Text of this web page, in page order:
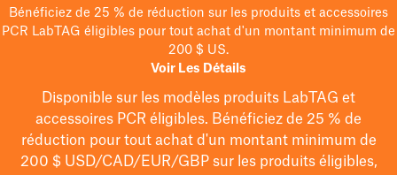
Bénéficiez de 25 % de réduction sur les produits et accessoires
PCR LabTAG éligibles pour tout achat d'un montant minimum de
200 $ US.
Voir Les Détails
Disponible sur les modèles produits LabTAG et
accessoires PCR éligibles. Bénéficiez de 25 % de
réduction pour tout achat d'un montant minimum de
200 $USD/CAD/EUR/GBPsur les produits éligibles,